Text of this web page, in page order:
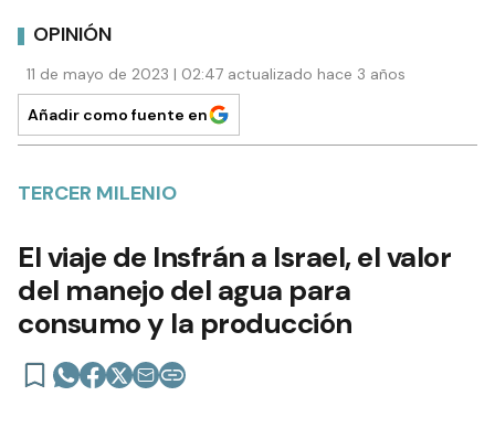
OPINIÓN
11 de mayo de 2023 | 02:47 actualizado hace 3 años
Añadir como fuente en
TERCER MILENIO
El viaje de Insfrán a Israel, el valor
del manejo del agua para
consumo y la producción